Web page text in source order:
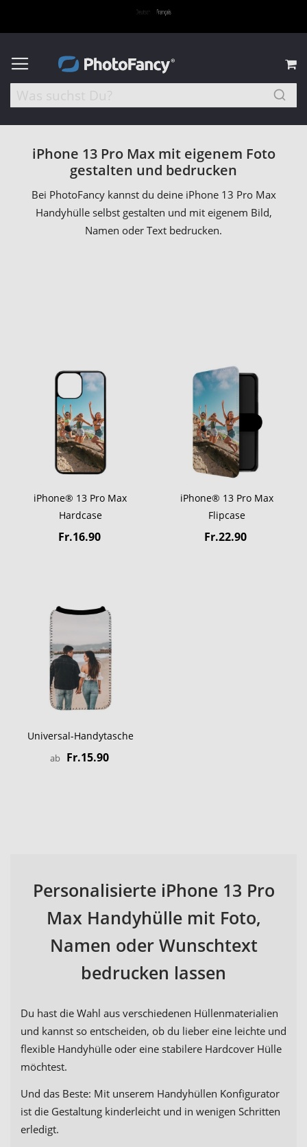
iPhone 13 Pro Max mit eigenem Foto
gestalten und bedrucken
Bei PhotoFancy kannst du deine iPhone 13 Pro Max
Handyhülle selbst gestalten und mit eigenem Bild,
Namen oder Text bedrucken.
iPhone® 13 Pro Max
Hardcase
Fr.16.90
iPhone® 13 Pro Max
Flipcase
Fr.22.90
Universal-Handytasche
ab Fr.15.90
Personalisierte iPhone 13 Pro
Max Handyhülle mit Foto,
Namen oder Wunschtext
bedrucken lassen
Du hast die Wahl aus verschiedenen Hüllenmaterialien
und kannst so entscheiden, ob du lieber eine leichte und
flexible Handyhülle oder eine stabilere Hardcover Hülle
möchtest.
Und das Beste: Mit unserem Handyhüllen Konfigurator
ist die Gestaltung kinderleicht und in wenigen Schritten
erledigt.